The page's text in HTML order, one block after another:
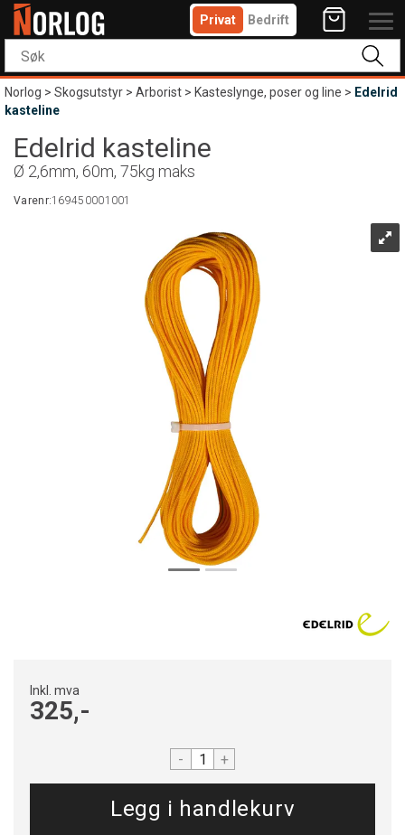
Privat Bedrift
Norlog>Skogsutstyr>Arborist>Kasteslynge, poser og line> Edelrid
kasteline
Edelrid kasteline
Ø 2,6mm, 60m, 75kg maks
Varenr:169450001001
Inkl. mva
325,-
- +